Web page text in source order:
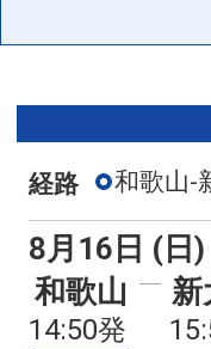
経路 和歌山-
8月16日 (日)
和歌山
14:50発
新